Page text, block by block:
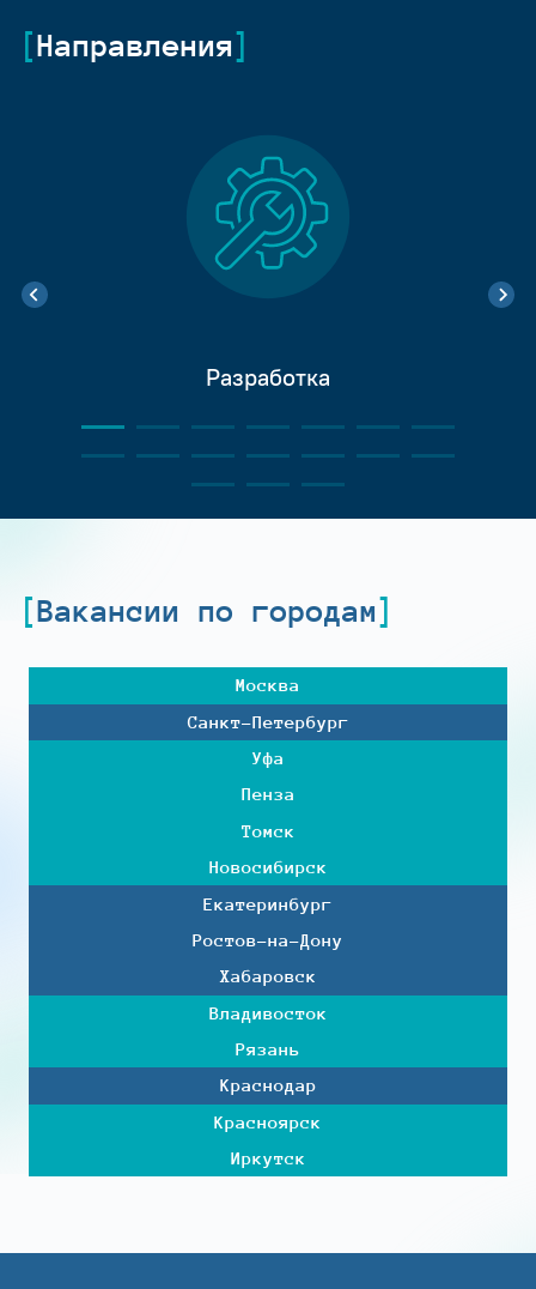
Направления
Разработка
Вакансии по городам
Москва
Санкт-Петербург
Уфа
Пенза
Томск
Новосибирск
Екатеринбург
Ростов-на-Дону
Хабаровск
Владивосток
Рязань
Краснодар
Красноярск
Иркутск